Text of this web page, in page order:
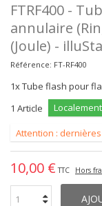
FTRF400 -
annulaire
(Joule) -
Référence: FT-RF400
1x Tube flash pour
1 Article
Attention :
10,00 € TTC Hors